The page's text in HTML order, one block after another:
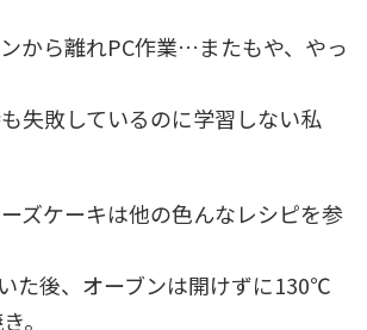
から離れPC作業…またもや、やっ
失敗しているのに学習しない私
ズケーキは他の色んなレシピを参
た後、オーブンは開けずに130℃
。